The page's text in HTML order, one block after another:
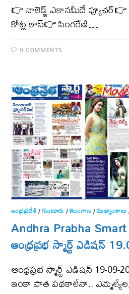
👉 నాలెడ్జ్​ ఎకానమీదే
కోట్ల లాస్​👉 సింగరేణి…
0 COMMENTS
ఆంధ్ర‌ప్ర‌దేశ్/గుంటూరు /తెలంగాణ‌/ముఖ్యాంశాలు
Andhra Prabha
ఆంధ్ర‌ప్ర‌భ స్మార్ట్ ఎడిష‌న్
ఆంధ్ర‌ప్ర‌భ స్మార్ట్ ఎడిష‌న్ 19-09-
ఇంకా పాత పథకాలేనా..